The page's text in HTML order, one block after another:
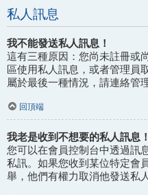
私人訊息
我不能發送私人訊息！
這有三種原因：您尚未註冊或
區使用私人訊息，或者管理員
屬於最後一種情況，請連絡管
回頂端
我老是收到不想要的私人訊息！
您可以在會員控制台中透過訊
私訊。如果您收到某位特定會
舉，他們有權力取消他發送私